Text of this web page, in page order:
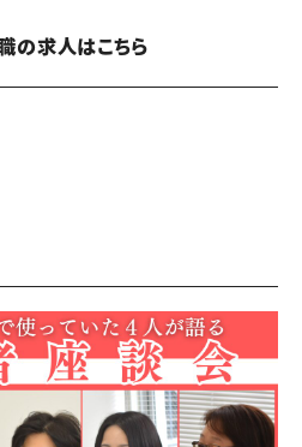
の求人はこちら